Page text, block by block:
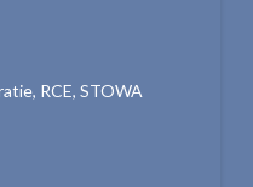
RCE, STOWA